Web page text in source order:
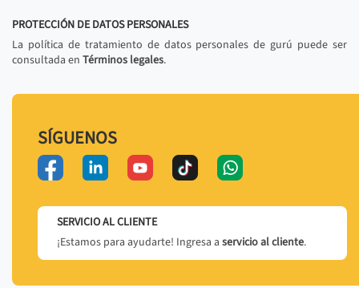
PROTECCIÓN DE DATOS PERSONALES
La política de tratamiento de datos personales de gurú puede ser
consultada en Términos legales.
SÍGUENOS
SERVICIO AL CLIENTE
¡Estamos para ayudarte! Ingresa a servicio al cliente.